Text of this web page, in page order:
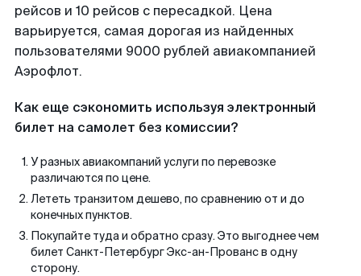
рейсов и 10 рейсов с пересадкой. Цена
варьируется, самая дорогая из найденных
пользователями 9000 рублей авиакомпанией
Аэрофлот.
Как еще сэкономить используя электронный
билет на самолет без комиссии?
У разных авиакомпаний услуги по перевозке
различаются по цене.
Лететь транзитом дешево, по сравнению от и до
конечных пунктов.
Покупайте туда и обратно сразу. Это выгоднее чем
билет Санкт-Петербург Экс-ан-Прованс в одну
сторону.